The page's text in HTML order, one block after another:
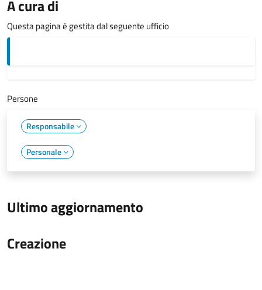
A cura di
Questa pagina è gestita dal seguente ufficio
Persone
Responsabile
Personale
Ultimo aggiornamento
Creazione